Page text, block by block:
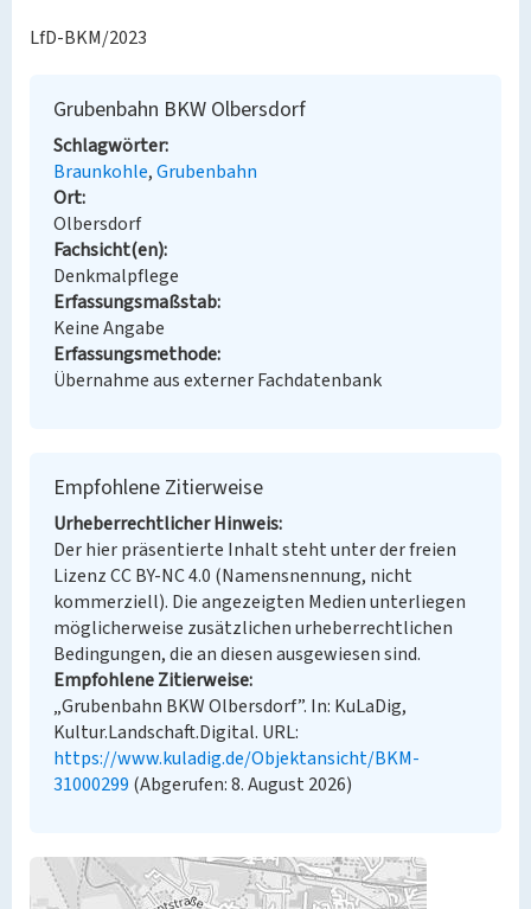
LfD-BKM/2023
Grubenbahn BKW Olbersdorf
Schlagwörter
Braunkohle Grubenbahn
Ort
Olbersdorf
Fachsicht(en)
Denkmalpflege
Erfassungsmaßstab
Keine Angabe
Erfassungsmethode
Übernahme aus externer Fachdatenbank
Empfohlene Zitierweise
Urheberrechtlicher Hinweis
Der hier präsentierte Inhalt steht unter der freien
Lizenz CC BY-NC 4.0 (Namensnennung, nicht
kommerziell). Die angezeigten Medien unterliegen
möglicherweise zusätzlichen urheberrechtlichen
Bedingungen, die an diesen ausgewiesen sind.
Empfohlene Zitierweise
„Grubenbahn BKW Olbersdorf”. In: KuLaDig,
Kultur.Landschaft.Digital. URL:
https://www.kuladig.de/Objektansicht/BKM-
31000299 (Abgerufen: 8. August 2026)